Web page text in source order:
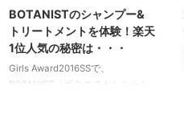
ですね！ リピーターさんも多い
みたいで、色が、ホワイトと、ブ
ラックとベージュがあるのです
が、 色違いで購入する人もいた
り、ブラジャーの締め付けが苦手
BOTANISTのシャンプー&
トリートメントを体験！楽天
1位人気の秘密は・・・
Girls Award2016SSで、
BOTANIST（ボタニスト）シャン